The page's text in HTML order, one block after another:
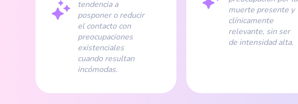
tendencia a
posponer o reducir
el contacto con
preocupaciones
existenciales
cuando resultan
incómodas.
muerte presente y
clínicamente
relevante, sin ser
de intensidad alta.